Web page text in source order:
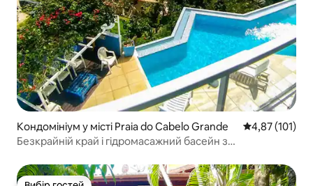
Кондомініум у місті Praia do Cabelo Grande Середня
4,87 (101)
Безкрайній край і гідромасажний басейн з